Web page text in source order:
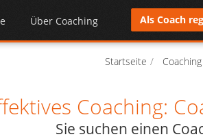
Über Coaching Als Coach
Startseite
Coaching:
Sie suchen einen